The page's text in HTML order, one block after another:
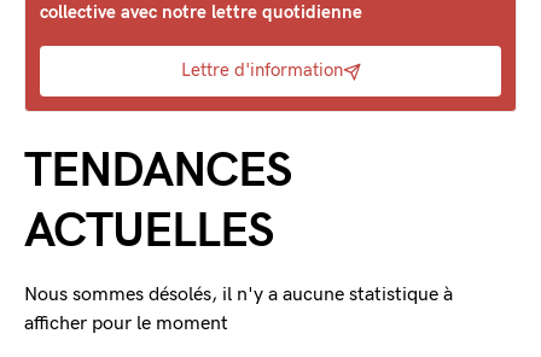
collective avec notre lettre quotidienne
Lettre d'information
TENDANCES
ACTUELLES
Nous sommes désolés, il n'y a aucune statistique à
afficher pour le moment